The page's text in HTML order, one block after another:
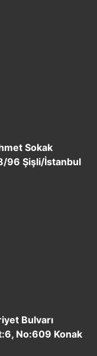
Sokak
96 Şişli/İstanbul
Bulvarı
No:609 Konak